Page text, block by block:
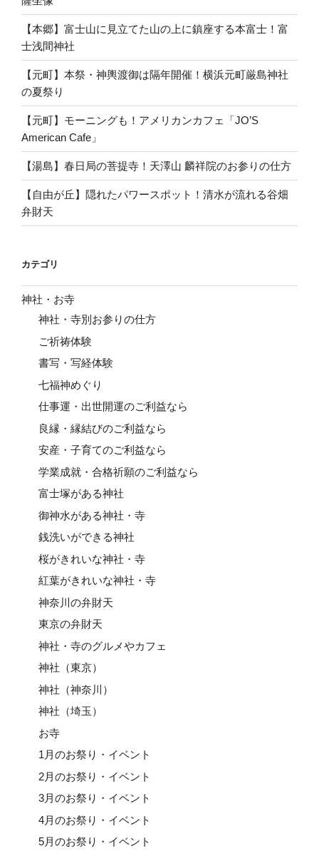
【本郷】富士山に見立てた山の上に鎮座する本富士！富
士浅間神社
【元町】本祭・神輿渡御は隔年開催！横浜元町厳島神社
の夏祭り
【元町】モーニングも！アメリカンカフェ「JO’S
American Cafe」
【湯島】春日局の菩提寺！天澤山 麟祥院のお参りの仕方
【自由が丘】隠れたパワースポット！清水が流れる谷畑
弁財天
カテゴリ
神社・お寺
神社・寺別お参りの仕方
ご祈祷体験
書写・写経体験
七福神めぐり
仕事運・出世開運のご利益なら
良縁・縁結びのご利益なら
安産・子育てのご利益なら
学業成就・合格祈願のご利益なら
富士塚がある神社
御神水がある神社・寺
銭洗いができる神社
桜がきれいな神社・寺
紅葉がきれいな神社・寺
神奈川の弁財天
東京の弁財天
神社・寺のグルメやカフェ
神社（東京）
神社（神奈川）
神社（埼玉）
お寺
1月のお祭り・イベント
2月のお祭り・イベント
3月のお祭り・イベント
4月のお祭り・イベント
5月のお祭り・イベント